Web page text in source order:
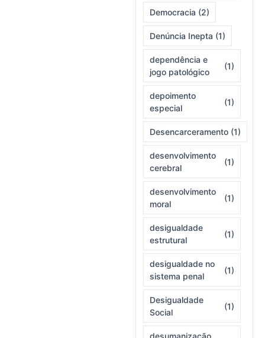
Democracia (2)
Denúncia Inepta (1)
dependência e
jogo patológico
(1)
depoimento
especial
(1)
Desencarceramento (1)
desenvolvimento
cerebral
(1)
desenvolvimento
moral
(1)
desigualdade
estrutural
(1)
desigualdade no
sistema penal
(1)
Desigualdade
Social
(1)